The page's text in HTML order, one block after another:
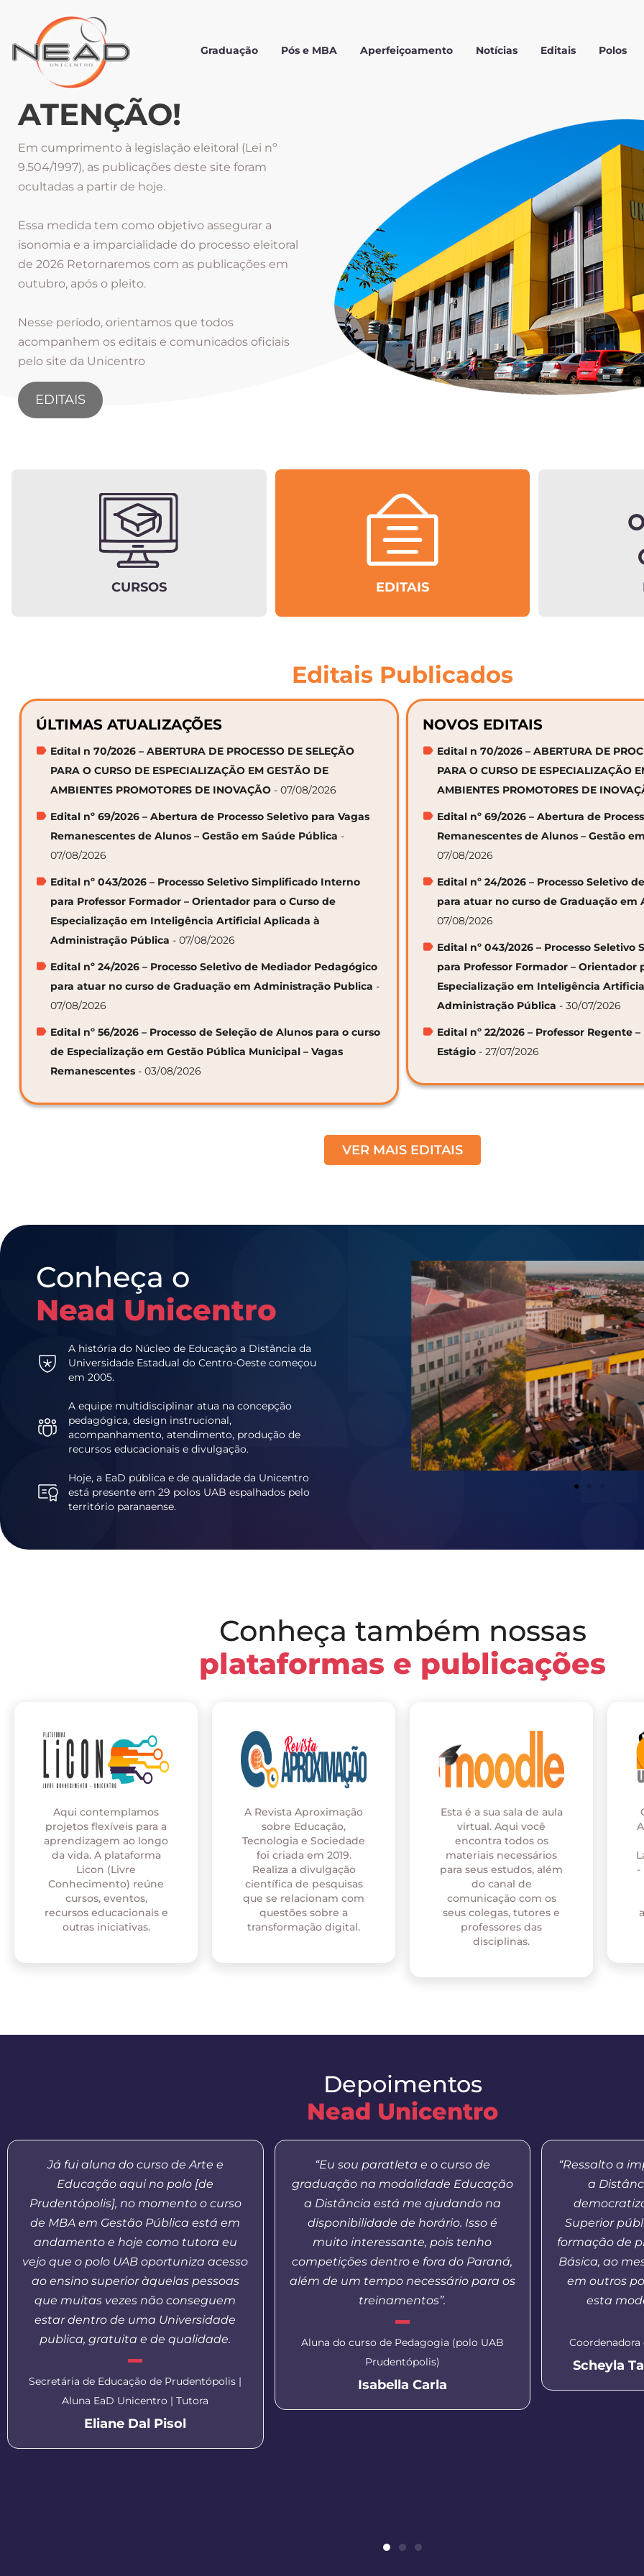
Graduação Pós e MBA Aperfeiçoamento Notícias Editais Polos
ATENÇÃO!
Em cumprimento à legislação eleitoral (Lei nº
9.504/1997), as publicações deste site foram
ocultadas a partir de hoje.
Essa medida tem como objetivo assegurar a
isonomia e a imparcialidade do processo eleitoral
de 2026 Retornaremos com as publicações em
outubro, após o pleito.
Nesse período, orientamos que todos
acompanhem os editais e comunicados oficiais
pelo site da Unicentro
EDITAIS
CURSOS EDITAIS
Editais Publicados
ÚLTIMAS ATUALIZAÇÕES
Edital n 70/2026 – ABERTURA DE PROCESSO DE SELEÇÃO
PARA O CURSO DE ESPECIALIZAÇÃO EM GESTÃO DE
AMBIENTES PROMOTORES DE INOVAÇÃO - 07/08/2026
Edital nº 69/2026 – Abertura de Processo Seletivo para Vagas
Remanescentes de Alunos – Gestão em Saúde Pública -
07/08/2026
Edital nº 043/2026 – Processo Seletivo Simplificado Interno
para Professor Formador – Orientador para o Curso de
Especialização em Inteligência Artificial Aplicada à
Administração Pública - 07/08/2026
Edital nº 24/2026 – Processo Seletivo de Mediador Pedagógico
para atuar no curso de Graduação em Administração Publica -
07/08/2026
Edital nº 56/2026 – Processo de Seleção de Alunos para o curso
de Especialização em Gestão Pública Municipal – Vagas
Remanescentes - 03/08/2026
NOVOS EDITAIS
Edital n 70/2026 – ABERTURA DE
PARA O CURSO DE ESPECIALIZAÇÃO
AMBIENTES PROMOTORES DE
Edital nº 69/2026 – Abertura de
Remanescentes de Alunos – Gestão
07/08/2026
Edital nº 24/2026 – Processo Seletivo
para atuar no curso de Graduação em
07/08/2026
Edital nº 043/2026 – Processo
para Professor Formador – Orientador
Especialização em Inteligência
Administração Pública - 30/07/2026
Edital nº 22/2026 – Professor Regente
Estágio - 27/07/2026
VER MAIS EDITAIS
Conheça o
Nead Unicentro
A história do Núcleo de Educação a Distância da
Universidade Estadual do Centro-Oeste começou
em 2005.
A equipe multidisciplinar atua na concepção
pedagógica, design instrucional,
acompanhamento, atendimento, produção de
recursos educacionais e divulgação.
Hoje, a EaD pública e de qualidade da Unicentro
está presente em 29 polos UAB espalhados pelo
território paranaense.
Conheça também nossas
plataformas e publicações
Aqui contemplamos
projetos flexíveis para a
aprendizagem ao longo
da vida. A plataforma
Licon (Livre
Conhecimento) reúne
cursos, eventos,
recursos educacionais e
outras iniciativas.
A Revista Aproximação
sobre Educação,
Tecnologia e Sociedade
foi criada em 2019.
Realiza a divulgação
científica de pesquisas
que se relacionam com
questões sobre a
transformação digital.
Esta é a sua sala de aula
virtual. Aqui você
encontra todos os
materiais necessários
para seus estudos, além
do canal de
comunicação com os
seus colegas, tutores e
professores das
disciplinas.
-
Depoimentos
Nead Unicentro
Já fui aluna do curso de Arte e
Educação aqui no polo [de
Prudentópolis], no momento o curso
de MBA em Gestão Pública está em
andamento e hoje como tutora eu
vejo que o polo UAB oportuniza acesso
ao ensino superior àquelas pessoas
que muitas vezes não conseguem
estar dentro de uma Universidade
publica, gratuita e de qualidade.
Secretária de Educação de Prudentópolis |
Aluna EaD Unicentro | Tutora
Eliane Dal Pisol
“Eu sou paratleta e o curso de
graduação na modalidade Educação
a Distância está me ajudando na
disponibilidade de horário. Isso é
muito interessante, pois tenho
competições dentro e fora do Paraná,
além de um tempo necessário para os
treinamentos”.
Aluna do curso de Pedagogia (polo UAB
Prudentópolis)
Isabella Carla
“Ressalto a
a
Superior
formação de
Básica, ao
em outros
esta
Coordenadora
Scheyla